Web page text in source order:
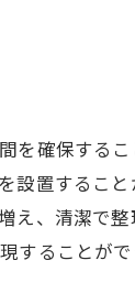
意点
を確保する
設置するこ
え、清潔で
ることがで